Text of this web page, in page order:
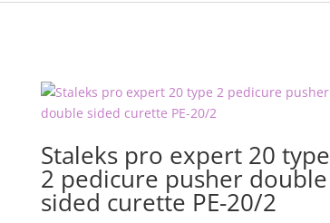
Staleks pro expert 20 type
2 pedicure pusher double
sided curette PE-20/2